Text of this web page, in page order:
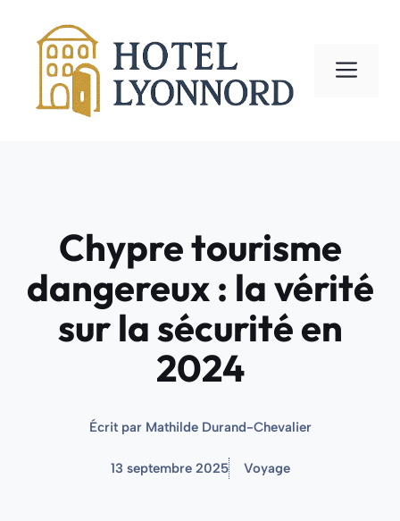
contenu
Chypre tourisme
dangereux : la vérité
sur la sécurité en
2024
Écrit par Mathilde Durand-Chevalier
13 septembre 2025 Voyage